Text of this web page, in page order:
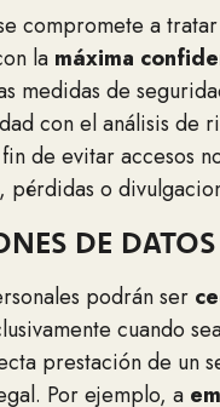
compromete a
la máxima
medidas de
con el análisis de
de evitar accesos
pérdidas o
DE DATOS
podrán ser
cuando
prestación de un
Por ejemplo, a